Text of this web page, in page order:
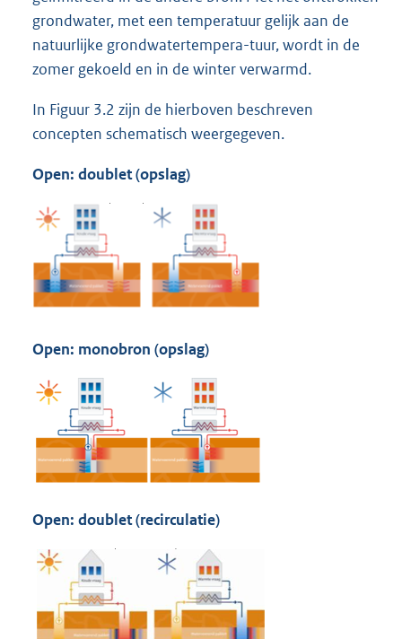
grondwater, met een temperatuur gelijk aan de
natuurlijke grondwatertempera-tuur, wordt in de
zomer gekoeld en in de winter verwarmd.
In Figuur 3.2 zijn de hierboven beschreven
concepten schematisch weergegeven.
Open: doublet (opslag)
Open: monobron (opslag)
Open: doublet (recirculatie)